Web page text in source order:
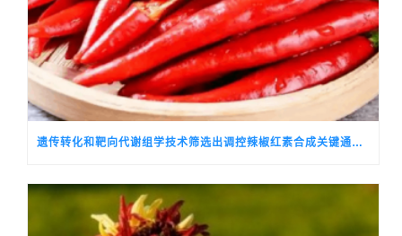
遗传转化和靶向代谢组学技术筛选出调控辣椒红素合成关键通路基因的候选转录因子CALSH10